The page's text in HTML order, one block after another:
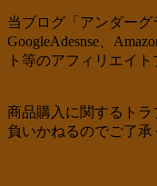
当ブログ「アンダーグ
GoogleAdesnse、
ト等のアフィリエイ
商品購入に関するト
負いかねるのでご了承